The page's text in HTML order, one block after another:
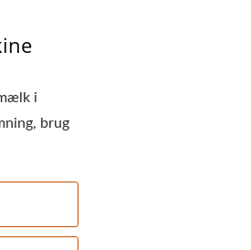
i
brug